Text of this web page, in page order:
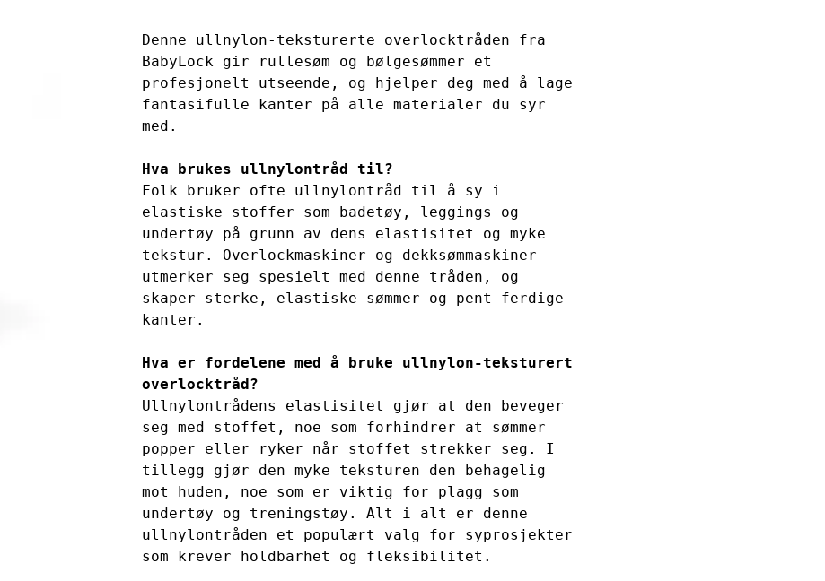
Denne ullnylon-teksturerte overlocktråden fra
BabyLock gir rullesøm og bølgesømmer et
profesjonelt utseende, og hjelper deg med å lage
fantasifulle kanter på alle materialer du syr
med.
Hva brukes ullnylontråd til?
Folk bruker ofte ullnylontråd til å sy i
elastiske stoffer som badetøy, leggings og
undertøy på grunn av dens elastisitet og myke
tekstur. Overlockmaskiner og dekksømmaskiner
utmerker seg spesielt med denne tråden, og
skaper sterke, elastiske sømmer og pent ferdige
kanter.
Hva er fordelene med å bruke ullnylon-teksturert
overlocktråd?
Ullnylontrådens elastisitet gjør at den beveger
seg med stoffet, noe som forhindrer at sømmer
popper eller ryker når stoffet strekker seg. I
tillegg gjør den myke teksturen den behagelig
mot huden, noe som er viktig for plagg som
undertøy og treningstøy. Alt i alt er denne
ullnylontråden et populært valg for syprosjekter
som krever holdbarhet og fleksibilitet.